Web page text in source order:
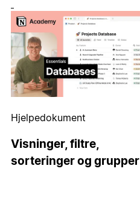
Hjelpedokument
Visninger, filtre,
sorteringer og grupper